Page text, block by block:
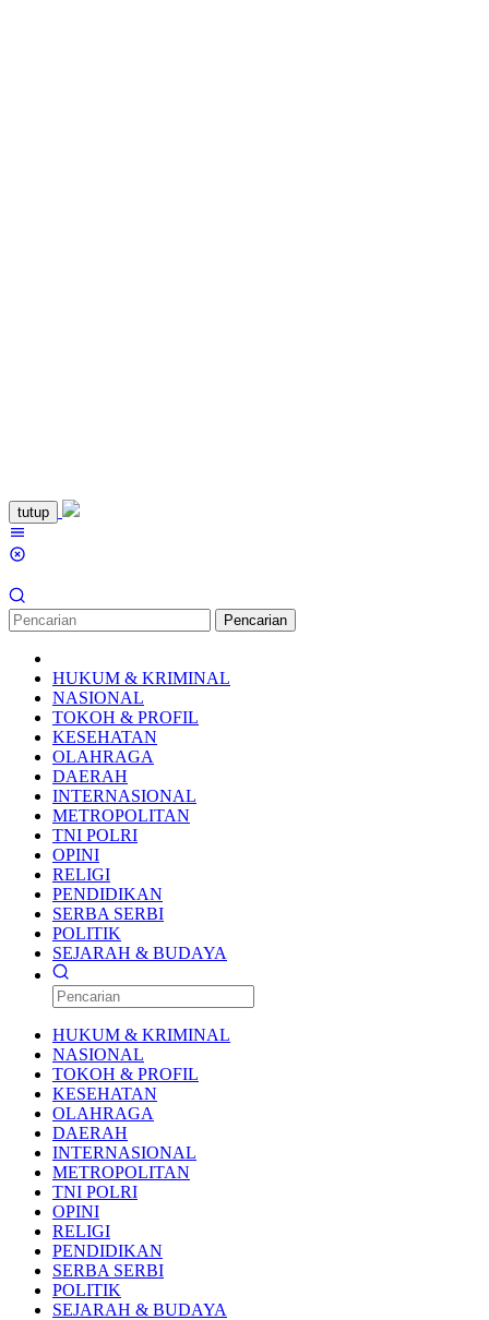
Loncat
ke
konten
tutup
Pencarian
HUKUM & KRIMINAL
NASIONAL
TOKOH & PROFIL
KESEHATAN
OLAHRAGA
DAERAH
INTERNASIONAL
METROPOLITAN
TNI POLRI
OPINI
RELIGI
PENDIDIKAN
SERBA SERBI
POLITIK
SEJARAH & BUDAYA
HUKUM & KRIMINAL
NASIONAL
TOKOH & PROFIL
KESEHATAN
OLAHRAGA
DAERAH
INTERNASIONAL
METROPOLITAN
TNI POLRI
OPINI
RELIGI
PENDIDIKAN
SERBA SERBI
POLITIK
SEJARAH & BUDAYA